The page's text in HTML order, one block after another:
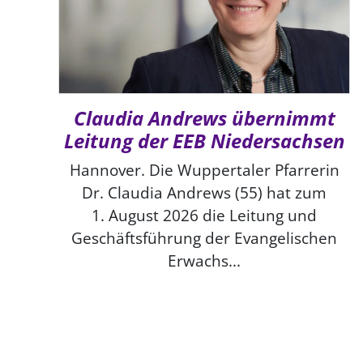
Claudia Andrews übernimmt
Leitung der EEB Niedersachsen
Hannover. Die Wuppertaler Pfarrerin
Dr. Claudia Andrews (55) hat zum
1. August 2026 die Leitung und
Geschäftsführung der Evangelischen
Erwachs...